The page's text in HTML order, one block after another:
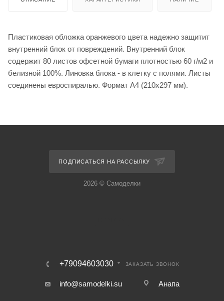
Пластиковая обложка оранжевого цвета надежно защитит
внутренний блок от повреждений. Внутренний блок
содержит 80 листов офсетной бумаги плотностью 60 г/м2 и
белизной 100%. Линовка блока - в клетку с полями. Листы
соединены евроспиралью. Формат А4 (210х297 мм).
ПОДПИСАТЬСЯ НА РАССЫЛКУ
2026 © Самоделки
+79094603030 ЗАКАЗАТЬ ЗВОНОК
info@samodelki.su Анапа